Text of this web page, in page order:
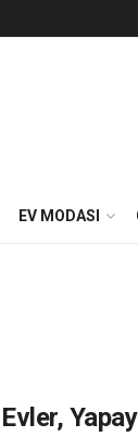
EV MODASI